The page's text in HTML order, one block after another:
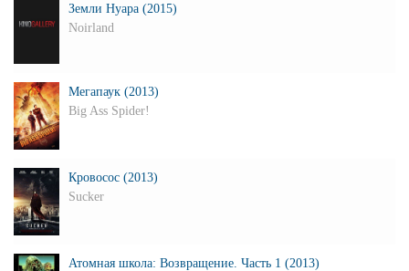
Земли Нуара (2015)
Noirland
Мегапаук (2013)
Big Ass Spider!
Кровосос (2013)
Sucker
Атомная школа: Возвращение. Часть 1 (2013)